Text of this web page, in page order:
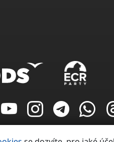
Copyright ©